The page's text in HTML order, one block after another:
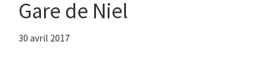
Gare de Niel
30 avril 2017